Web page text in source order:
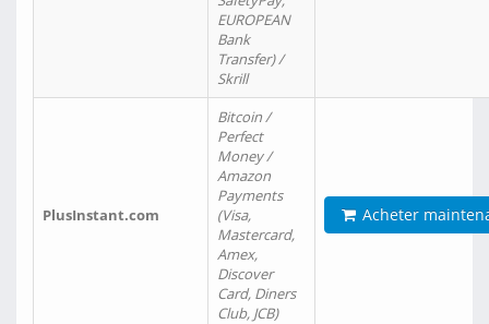
EUROPEAN
Bank
Transfer) /
Skrill
PlusInstant.com
Bitcoin /
Perfect
Money /
Amazon
Payments
(Visa,
Mastercard,
Amex,
Discover
Card, Diners
Club, JCB)
Acheter